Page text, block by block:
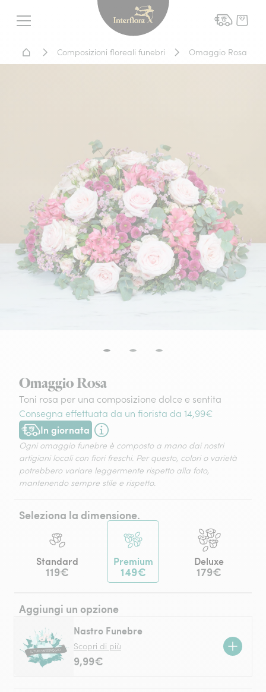
Menu
Interflora - fiori a
Home - Fiori a domicilio
Composizioni floreali funebri Omaggio Rosa
Omaggio Rosa
Toni rosa per una composizione dolce e sentita
Consegna effettuata da un fiorista da 14,99€
In giornata
Consegna disponibile oggi o in data a tua scelta.
Ogni omaggio funebre è composto a mano dai nostri
artigiani locali con fiori freschi. Per questo, colori o varietà
potrebbero variare leggermente rispetto alla foto,
mantenendo sempre stile e rispetto.
Seleziona la dimensione.
Standard
119€
Premium
149€
Deluxe
179€
Aggiungi un opzione
Nastro Funebre
Scopri di più
9,99€